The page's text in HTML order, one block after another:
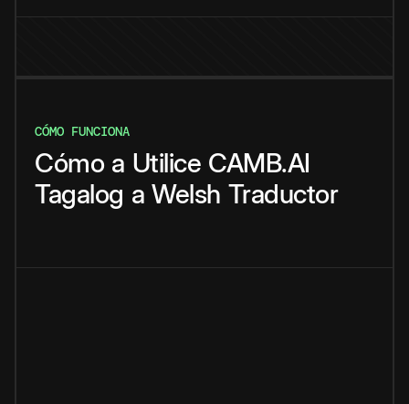
CÓMO FUNCIONA
Cómo a Utilice CAMB.AI
Tagalog a Welsh Traductor